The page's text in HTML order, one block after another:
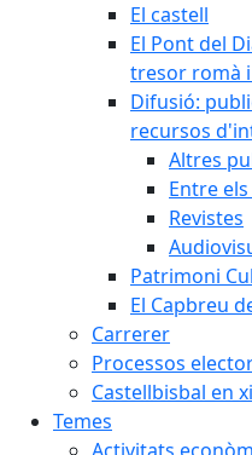
El castell
El Pont del
tresor romà
Difusió:
recursos
Altres
Entre
Revistes
Patrimoni
El Capbreu
Carrerer
Processos
Castellbisbal en
Temes